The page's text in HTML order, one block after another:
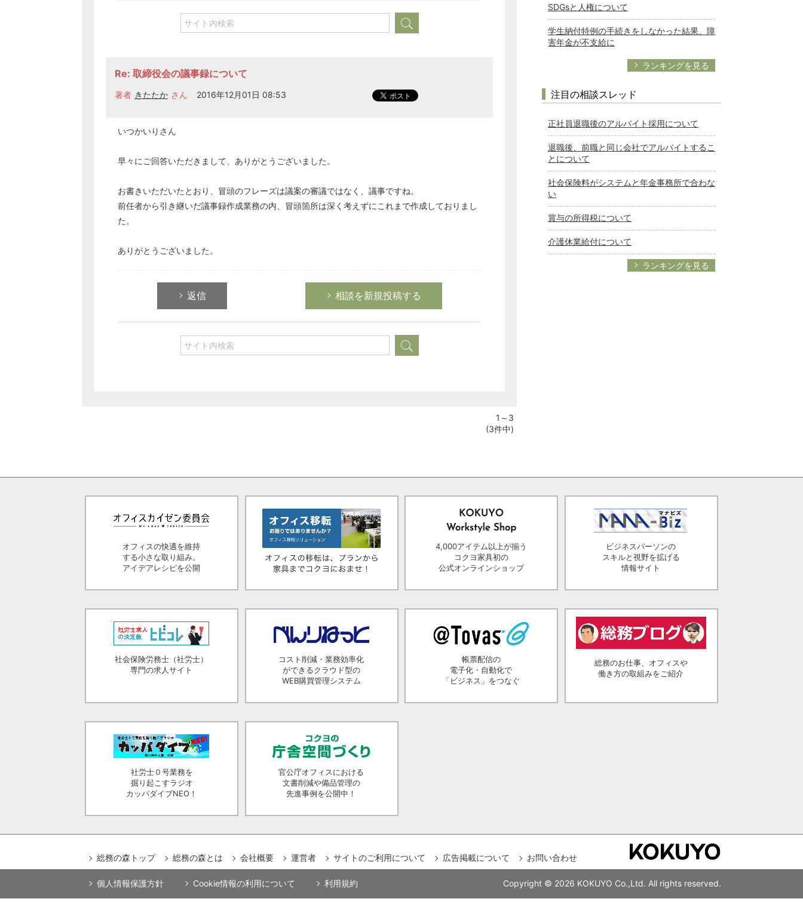
Re: 取締役会の議事録について
著者 きたたか さん 2016年12月01日 08:53
いつかいりさん
早々にご回答いただきまして、ありがとうございました。
お書きいただいたとおり、冒頭のフレーズは議案の審議ではなく、議事ですね。
前任者から引き継いだ議事録作成業務の内、冒頭箇所は深く考えずにこれまで作成しておりまし
た。
ありがとうございました。
返信 相談を新規投稿する
1～3
(3件中)
SDGsと人権について
学生納付特例の手続きをしなかった結果、障
害年金が不支給に
ランキングを見る
注目の相談スレッド
正社員退職後のアルバイト採用について
退職後、前職と同じ会社でアルバイトするこ
とについて
社会保険料がシステムと年金事務所で合わな
い
賞与の所得税について
介護休業給付について
ランキングを見る
オフィスの快適を維持
する小さな取り組み。
アイデアレシピを公開
4,000アイテム以上が揃う
コクヨ家具初の
公式オンラインショップ
ビジネスパーソンの
スキルと視野を拡げる
情報サイト
社会保険労務士（社労士）
専門の求人サイト
コスト削減・業務効率化
ができるクラウド型の
WEB購買管理システム
帳票配信の
電子化・自動化で
「ビジネス」をつなぐ
総務のお仕事、オフィスや
働き方の取組みをご紹介
社労士０号業務を
掘り起こすラジオ
カッパダイブNEO！
官公庁オフィスにおける
文書削減や備品管理の
先進事例を公開中！
総務の森トップ 総務の森とは 会社概要 運営者 サイトのご利用について 広告掲載について お問い合わせ
個人情報保護方針 Cookie情報の利用について 利用規約 Copyright © 2026 KOKUYO Co.,Ltd. All rights reserved.